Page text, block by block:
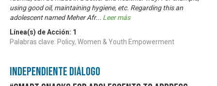
using good oil, maintaining hygiene, etc. Regarding this an
adolescent named Meher Afr... Leer más
Línea(s) de Acción: 1
Palabras clave: Policy, Women & Youth Empowerment
Independiente Diálogo